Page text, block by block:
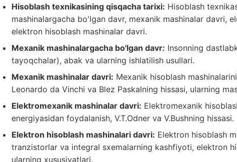
Hisoblash texnikasining qisqacha tarixi: Hisoblash
mashinalargacha bo'lgan davr, mexanik mashinalar davri,
elektron hisoblash mashinalar davri.
Mexanik mashinalargacha bo'lgan davr: Insonning
tayoqchalar), abak va ularning ishlatilish usullari.
Mexanik mashinalar davri: Mexanik hisoblash
Leonardo da Vinchi va Blez Paskalning hissasi, ularning
Elektromexanik mashinalar davri: Elektromexanik
energiyasidan foydalanish, V.T.Odner va V.Bushning hissasi.
Elektron hisoblash mashinalari davri: Elektron hisoblash
tranzistorlar va integral sxemalarning kashfiyoti, elektron
ularning xususiyatlari.